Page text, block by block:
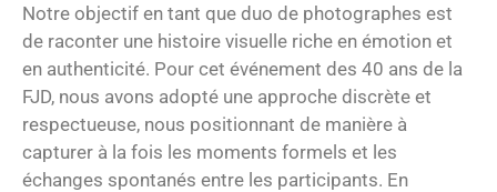
Notre objectif en tant que duo de photographes est
de raconter une histoire visuelle riche en émotion et
en authenticité. Pour cet événement des 40 ans de la
FJD, nous avons adopté une approche discrète et
respectueuse, nous positionnant de manière à
capturer à la fois les moments formels et les
échanges spontanés entre les participants. En